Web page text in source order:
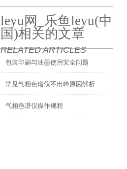
leyu网_乐鱼leyu(中
国)相关的文章
RELATED ARTICLES
包装印刷与油墨使用安全问题
常见气相色谱仪不出峰原因解析
气相色谱仪操作规程